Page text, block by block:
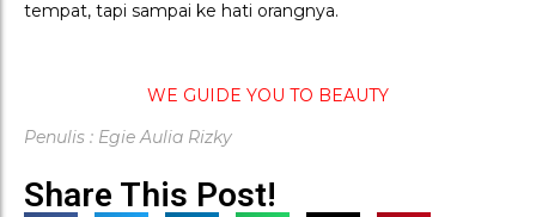
tempat, tapi sampai ke hati orangnya.
WE GUIDE YOU TO BEAUTY
Penulis : Egie Aulia Rizky
Share This Post!